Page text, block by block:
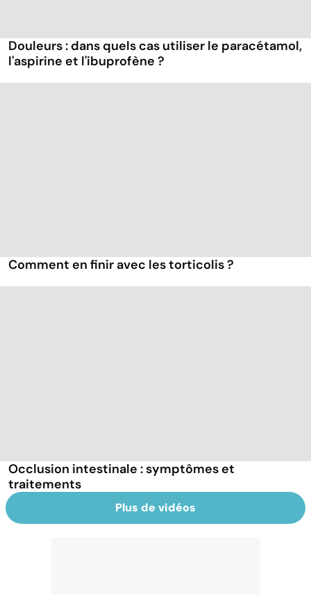
Douleurs : dans quels cas utiliser le paracétamol,
l'aspirine et l'ibuprofène ?
Comment en finir avec les torticolis ?
Occlusion intestinale : symptômes et
traitements
Plus de vidéos